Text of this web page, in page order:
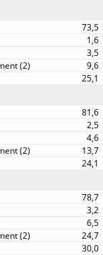
73,5
1,6
3,5
9,6
25,1
81,6
2,5
4,6
13,7
24,1
78,7
3,2
6,5
24,7
30,0